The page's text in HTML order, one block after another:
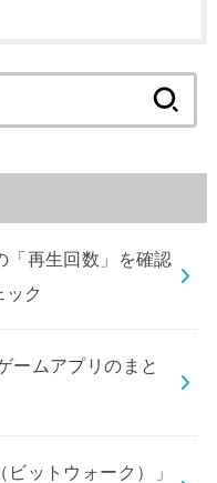
「再生回数」を確認
ク
ームアプリのまと
ットウォーク）」